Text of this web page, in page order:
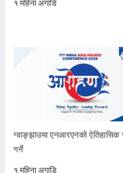
१ महिना अगाडि
ग्वाङ्झाउमा एनआरएनको
गर्ने
१ महिना अगाडि